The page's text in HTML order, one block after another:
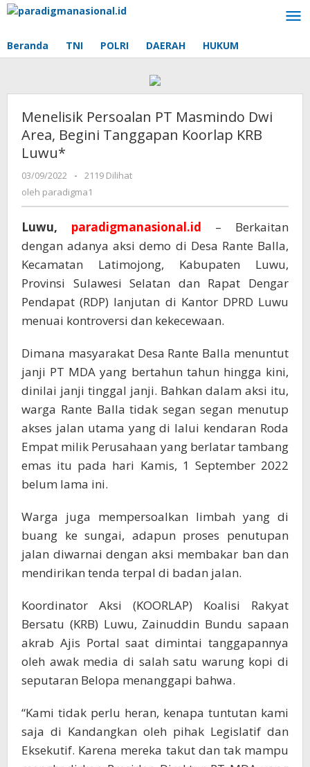
Lewati
Beranda TNI POLRI DAERAH HUKUM
Menelisik Persoalan PT Masmindo Dwi
Area, Begini Tanggapan Koorlap KRB
Luwu*
03/09/2022
oleh
paradigma1
-
2119 Dilihat
oleh paradigma1
Luwu, paradigmanasional.id – Berkaitan
dengan adanya aksi demo di Desa Rante Balla,
Kecamatan Latimojong, Kabupaten Luwu,
Provinsi Sulawesi Selatan dan Rapat Dengar
Pendapat (RDP) lanjutan di Kantor DPRD Luwu
menuai kontroversi dan kekecewaan.
Dimana masyarakat Desa Rante Balla menuntut
janji PT MDA yang bertahun tahun hingga kini,
dinilai janji tinggal janji. Bahkan dalam aksi itu,
warga Rante Balla tidak segan segan menutup
akses jalan utama yang di lalui kendaran Roda
Empat milik Perusahaan yang berlatar tambang
emas itu pada hari Kamis, 1 September 2022
belum lama ini.
Warga juga mempersoalkan limbah yang di
buang ke sungai, adapun proses penutupan
jalan diwarnai dengan aksi membakar ban dan
mendirikan tenda terpal di badan jalan.
Koordinator Aksi (KOORLAP) Koalisi Rakyat
Bersatu (KRB) Luwu, Zainuddin Bundu sapaan
akrab Ajis Portal saat dimintai tanggapannya
oleh awak media di salah satu warung kopi di
seputaran Belopa menanggapi bahwa.
“Kami tidak perlu heran, kenapa tuntutan kami
saja di Kandangkan oleh pihak Legislatif dan
Eksekutif. Karena mereka takut dan tak mampu